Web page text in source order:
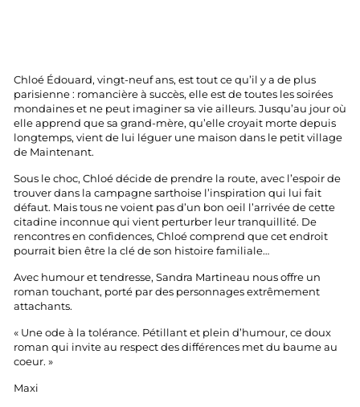
Chloé Édouard, vingt-neuf ans, est tout ce qu’il y a de plus
parisienne : romancière à succès, elle est de toutes les soirées
mondaines et ne peut imaginer sa vie ailleurs. Jusqu’au jour où
elle apprend que sa grand-mère, qu’elle croyait morte depuis
longtemps, vient de lui léguer une maison dans le petit village
de Maintenant.
Sous le choc, Chloé décide de prendre la route, avec l’espoir de
trouver dans la campagne sarthoise l’inspiration qui lui fait
défaut. Mais tous ne voient pas d’un bon oeil l’arrivée de cette
citadine inconnue qui vient perturber leur tranquillité. De
rencontres en confidences, Chloé comprend que cet endroit
pourrait bien être la clé de son histoire familiale…
Avec humour et tendresse, Sandra Martineau nous offre un
roman touchant, porté par des personnages extrêmement
attachants.
« Une ode à la tolérance. Pétillant et plein d’humour, ce doux
roman qui invite au respect des différences met du baume au
coeur. »
Maxi